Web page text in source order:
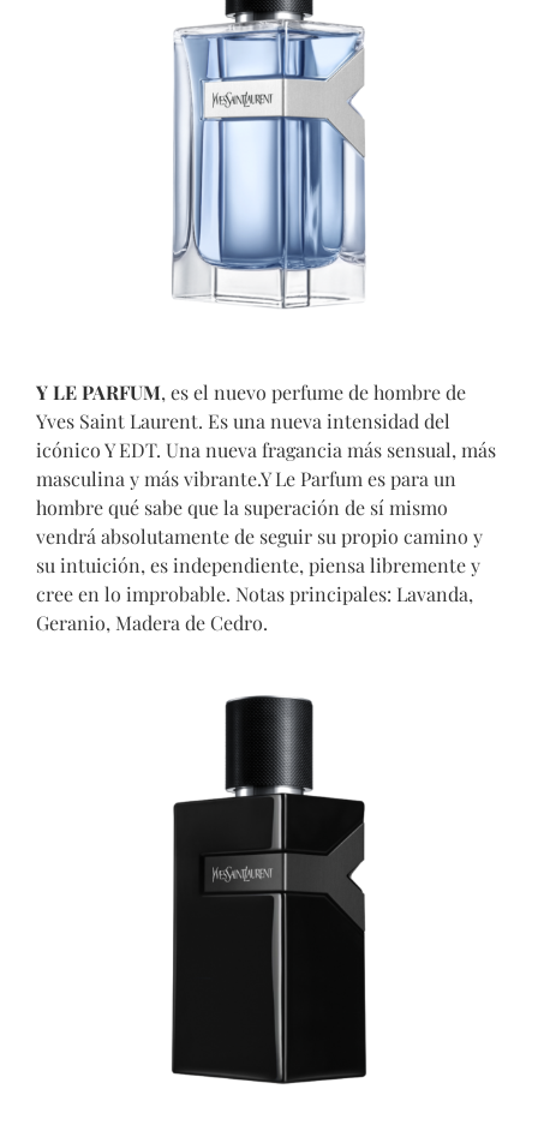
Y LE PARFUM, es el nuevo perfume de hombre de
Yves Saint Laurent. Es una nueva intensidad del
icónico Y EDT. Una nueva fragancia más sensual, más
masculina y más vibrante.Y Le Parfum es para un
hombre qué sabe que la superación de sí mismo
vendrá absolutamente de seguir su propio camino y
su intuición, es independiente, piensa libremente y
cree en lo improbable. Notas principales: Lavanda,
Geranio, Madera de Cedro.